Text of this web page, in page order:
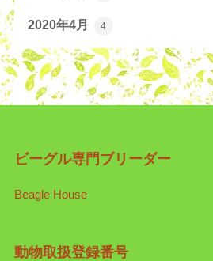
2020年4月 4
ビーグル専門ブリーダー
Beagle House
動物取扱登録番号